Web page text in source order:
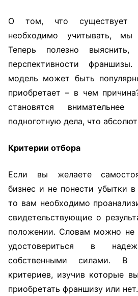
О том, что существует
необходимо учитывать, мы
Теперь полезно
перспективности
модель может быть
приобретает – в чем
становятся
подноготную дела, что
Критерии отбора
Если вы желаете
бизнес и не понести убытки
то вам необходимо
свидетельствующие о
положении. Словам можно не
удостовериться в
собственными силами.
критериев, изучив которые
приобретать франшизу или нет.